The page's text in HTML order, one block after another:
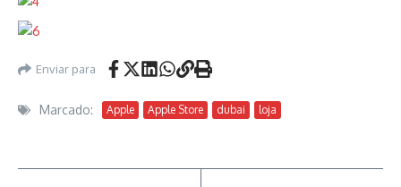
Enviar para
Marcado: Apple Apple Store dubai loja